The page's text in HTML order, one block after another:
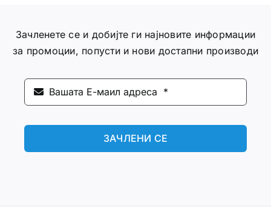
Зачленете се и добијте ги најновите информации
за промоции, попусти и нови достапни производи
ЗАЧЛЕНИ СЕ